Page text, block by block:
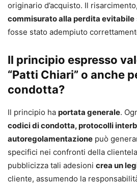
originario d’acquisto. Il
commisurato alla perdita evitabile
fosse stato adempiuto
Il principio espresso
“Patti Chiari” o anche
condotta?
Il principio ha portata generale.
codici di condotta, protocolli
autoregolamentazione può
specifici nei confronti della
pubblicizza tali adesioni crea un
cliente, assumendo la